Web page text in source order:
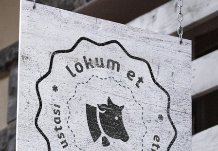
LOKUM ET LOGO & WEB DESIGN
2015